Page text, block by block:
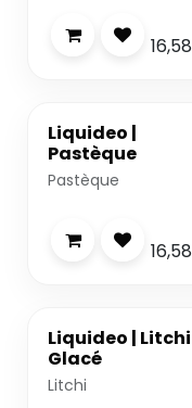
16,58
Liquideo |
Pastèque
Pastèque
16,58
Liquideo | Litchi
Glacé
Litchi